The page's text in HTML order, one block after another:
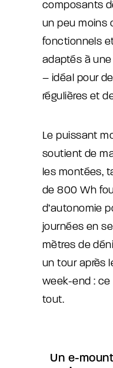
composants
un peu moins
fonctionnels
adaptés à
– idéal pour
régulières et
Le puissant
soutient de
les montées,
de 800 Wh
d’autonomie
journées en
mètres de
un tour après
week-end : ce
tout.
Un e-